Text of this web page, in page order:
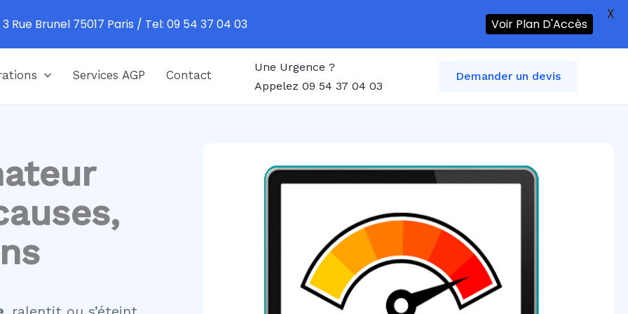
Services AGP Contact
Une Urgence ?
Appelez 09 54 37 04 03
Demander un devis
Rue Brunel 75017 Paris / Tel: 09 54 37 04 03 Voir Plan D'Accès
X